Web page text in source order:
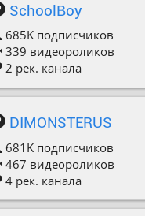
SchoolBoy
685K подписчиков
339 видеороликов
2 рек. канала
DIMONSTERUS
681K подписчиков
467 видеороликов
4 рек. канала